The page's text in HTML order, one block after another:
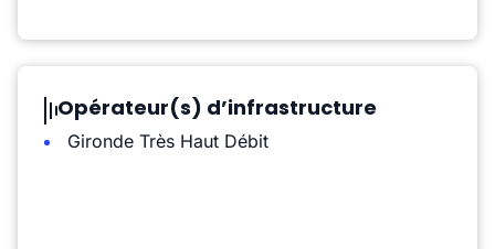
Opérateur(s) d’infrastructure
Gironde Très Haut Débit